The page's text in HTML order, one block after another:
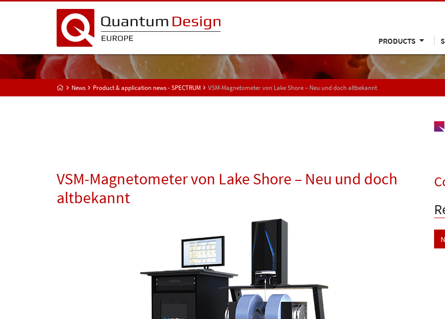
PRODUCTS
News Product & application news - SPECTRUM VSM-Magnetometer von Lake Shore – Neu und doch altbekannt
VSM-Magnetometer von Lake Shore – Neu und doch
altbekannt